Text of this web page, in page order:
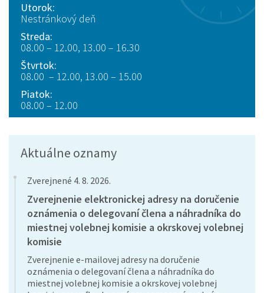
Utorok:
Nestránkový deň
Streda:
08.00 – 12.00, 13.00 – 16.30
Štvrtok:
08.00 – 12.00, 13.00 – 15.00
Piatok:
08.00 – 12.00
Aktuálne oznamy
Zverejnené 4. 8. 2026.
Zverejnenie elektronickej adresy na doručenie
oznámenia o delegovaní člena a náhradníka do
miestnej volebnej komisie a okrskovej volebnej
komisie
Zverejnenie e-mailovej adresy na doručenie
oznámenia o delegovaní člena a náhradníka do
miestnej volebnej komisie a okrskovej volebnej